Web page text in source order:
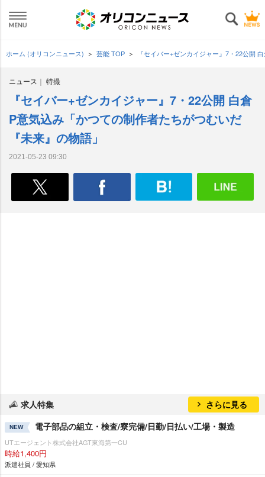
ホーム (オリコンニュース) 芸能 TOP 『セイバー+ゼンカイジャー』7・22公開
ニュース 特撮
『セイバー+ゼンカイジャー』7・22公開 白倉
P意気込み「かつての制作者たちがつむいだ
『未来』の物語」
2021-05-23 09:30
求人特集 さらに見る
NEW 電子部品の組立・検査/寮完備/日勤/日払い/工場・製造
UTエージェント株式会社AGT東海第一CU
時給1,400円
派遣社員 / 愛知県